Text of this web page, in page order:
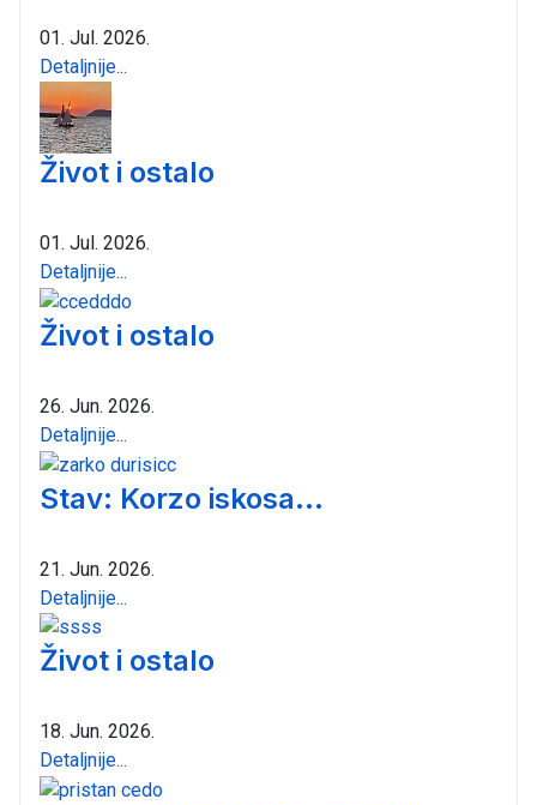
01. Jul. 2026.
Detaljnije...
Život i ostalo
01. Jul. 2026.
Detaljnije...
Život i ostalo
26. Jun. 2026.
Detaljnije...
Stav: Korzo iskosa...
21. Jun. 2026.
Detaljnije...
Život i ostalo
18. Jun. 2026.
Detaljnije...